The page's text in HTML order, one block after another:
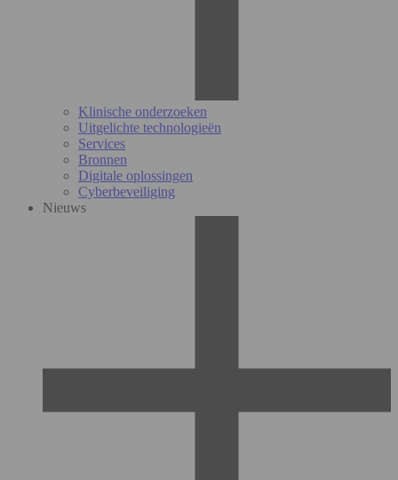
Klinische onderzoeken
Uitgelichte technologieën
Services
Bronnen
Digitale oplossingen
Cyberbeveiliging
Nieuws